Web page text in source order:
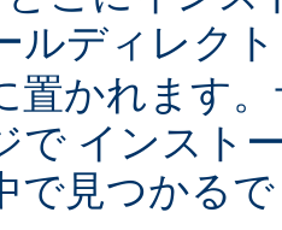
ルディレク
置かれます
で インスト
で見つかる